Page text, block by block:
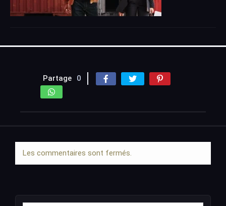
Partage 0
Les commentaires sont fermés.